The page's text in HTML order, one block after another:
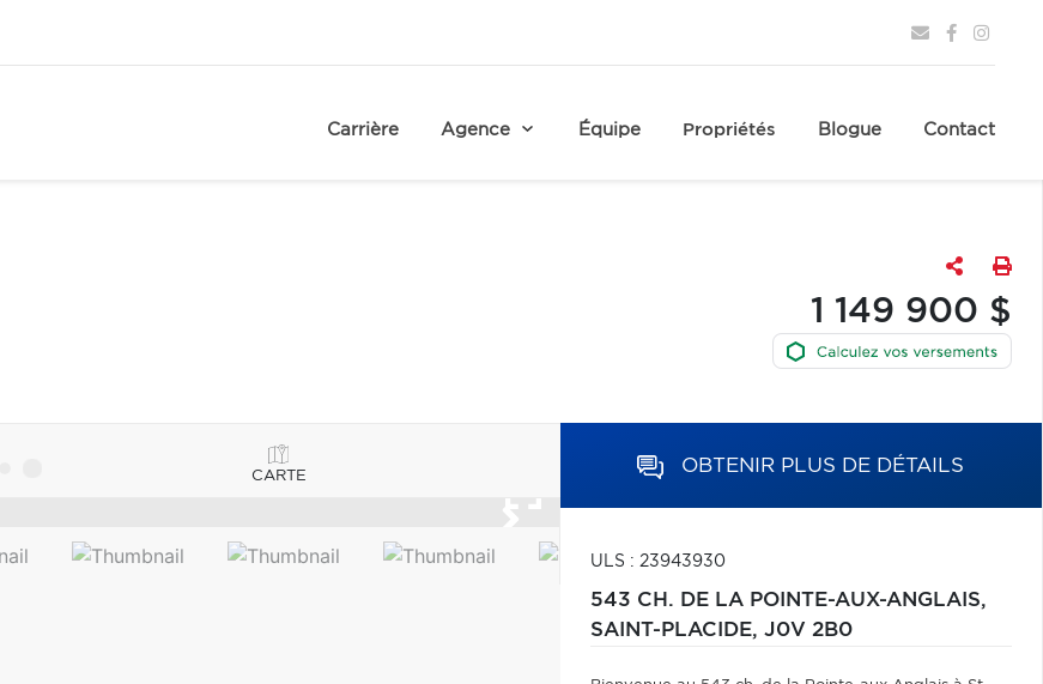
Carrière Agence Équipe Propriétés Blogue Contact
1 149 900 $
CARTE
OBTENIR PLUS DE DÉTAILS
ULS : 23943930
543 CH. DE LA POINTE-AUX-ANGLAIS,
SAINT-PLACIDE, J0V 2B0